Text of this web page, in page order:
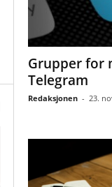
Grupper for
Telegram
Redaksjonen - 23.